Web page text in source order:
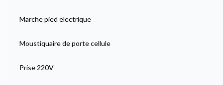
Marche pied electrique
Moustiquaire de porte cellule
Prise 220V